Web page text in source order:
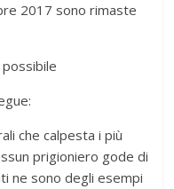
2017 sono rimaste
che calpesta i più
prigioniero gode di
ne sono degli esempi